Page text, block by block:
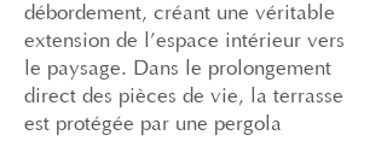
débordement, créant une véritable
extension de l’espace intérieur vers
le paysage. Dans le prolongement
direct des pièces de vie, la terrasse
est protégée par une pergola